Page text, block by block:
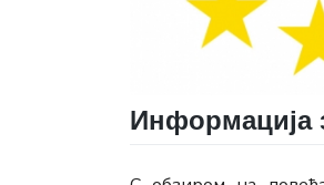
Информација